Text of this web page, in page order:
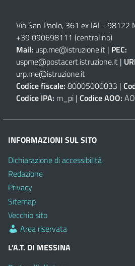
Via San Paolo, 361 ex IAI - 98122
+39 090698111 (centralino)
Mail: usp.me@istruzione.it | PEC:
uspme@postacert.istruzione.it |
urp.me@istruzione.it
Codice fiscale: 80005000833 |
Codice IPA: m_pi | Codice AOO:
INFORMAZIONI SUL SITO
Dichiarazione di accessibilità
Redazione
Privacy
Sitemap
Vecchio sito
Area riservata
L’A.T. DI MESSINA